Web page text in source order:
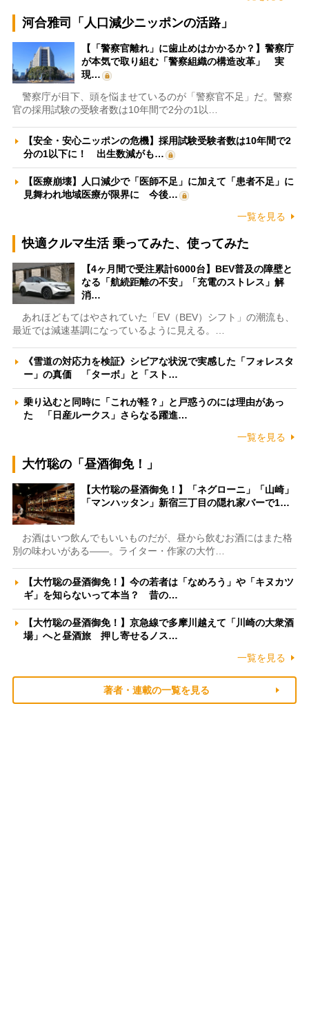
河合雅司「人口減少ニッポンの活路」
【「警察官離れ」に歯止めはかかるか？】警察庁
が本気で取り組む「警察組織の構造改革」 実
現…
警察庁が目下、頭を悩ませているのが「警察官不足」だ。警察
官の採用試験の受験者数は10年間で2分の1以…
【安全・安心ニッポンの危機】採用試験受験者数は10年間で2
分の1以下に！ 出生数減がも…
【医療崩壊】人口減少で「医師不足」に加えて「患者不足」に
見舞われ地域医療が限界に 今後…
一覧を見る
快適クルマ生活 乗ってみた、使ってみた
【4ヶ月間で受注累計6000台】BEV普及の障壁と
なる「航続距離の不安」「充電のストレス」解
消…
あれほどもてはやされていた「EV（BEV）シフト」の潮流も、
最近では減速基調になっているように見える。…
《雪道の対応力を検証》シビアな状況で実感した「フォレスタ
ー」の真価 「ターボ」と「スト…
乗り込むと同時に「これが軽？」と戸惑うのには理由があっ
た 「日産ルークス」さらなる躍進…
一覧を見る
大竹聡の「昼酒御免！」
【大竹聡の昼酒御免！】「ネグローニ」「山崎」
「マンハッタン」新宿三丁目の隠れ家バーで1…
お酒はいつ飲んでもいいものだが、昼から飲むお酒にはまた格
別の味わいがある――。ライター・作家の大竹…
【大竹聡の昼酒御免！】今の若者は「なめろう」や「キヌカツ
ギ」を知らないって本当？ 昔の…
【大竹聡の昼酒御免！】京急線で多摩川越えて「川崎の大衆酒
場」へと昼酒旅 押し寄せるノス…
一覧を見る
著者・連載の一覧を見る